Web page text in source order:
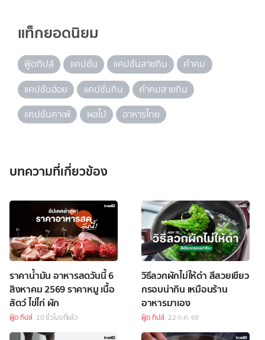
แท็กยอดนิยม
ฟู้ดทิปส์ แคปชั่น แคปชั่นสายกิน
คำคม
แคปชั่นอ่อย
แคปชั่นกิน
คำคมสายกิน
แคปชั่นคาเฟ่
ผลไม้ อาหารไทย
บทความที่เกี่ยวข้อง
ราคาน้ำมัน อาหารสดวันนี้ 6
สิงหาคม 2569 ราคาหมู เนื้อ
สัตว์ ไข่ไก่ ผัก
ฟู้ด ทิปส์ 10 ชั่วโมงที่แล้ว
วิธีลวกผักไม่ให้ดำ สีสวยเขียว
กรอบน่ากิน เหมือนร้าน
อาหารมาเอง
ฟู้ด ทิปส์ 22 ก.ค. 69